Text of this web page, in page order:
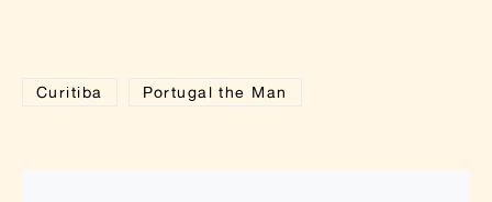
Curitiba Portugal the Man